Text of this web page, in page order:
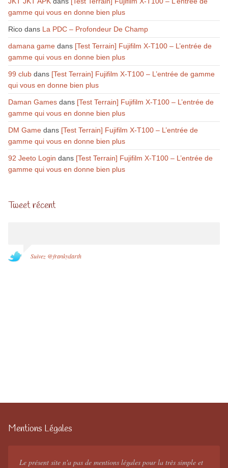
gamme qui vous en donne bien plus
Ricodans La PDC – Profondeur De Champ
damana gamedans [Test Terrain] Fujifilm X-T100 – L’entrée de
gamme qui vous en donne bien plus
99 clubdans [Test Terrain] Fujifilm X-T100 – L’entrée de gamme
qui vous en donne bien plus
Daman Gamesdans [Test Terrain] Fujifilm X-T100 – L’entrée de
gamme qui vous en donne bien plus
DM Gamedans [Test Terrain] Fujifilm X-T100 – L’entrée de
gamme qui vous en donne bien plus
92 Jeeto Login dans [Test Terrain] Fujifilm X-T100 – L’entrée de
gamme qui vous en donne bien plus
Tweet récent
Suivez @frankydarth
Mentions Légales
Le présent site n'a pas de mentions légales pour la très simple et